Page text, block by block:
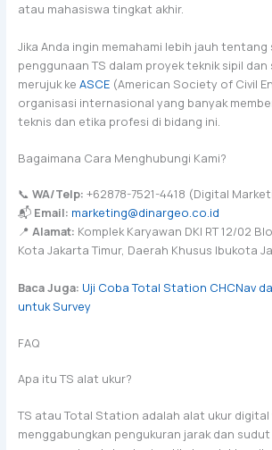
atau mahasiswa tingkat akhir.
Jika Anda ingin memahami lebih jauh
penggunaan TS dalam proyek teknik sipil dan
merujuk ke ASCE(American Society of Civil
organisasi internasional yang banyak
teknis dan etika profesi di bidang ini.
Bagaimana Cara Menghubungi Kami?
📞 WA/Telp: +62878-7521-4418 (Digital
📬 Email: marketing@dinargeo.co.id
📍 Alamat: Komplek Karyawan DKI RT 12/02
Kota Jakarta Timur, Daerah Khusus Ibukota
Baca Juga: Uji Coba Total Station CHCNav
untuk Survey
FAQ
Apa itu TS alat ukur?
TS atau Total Station adalah alat ukur digital
menggabungkan pengukuran jarak dan